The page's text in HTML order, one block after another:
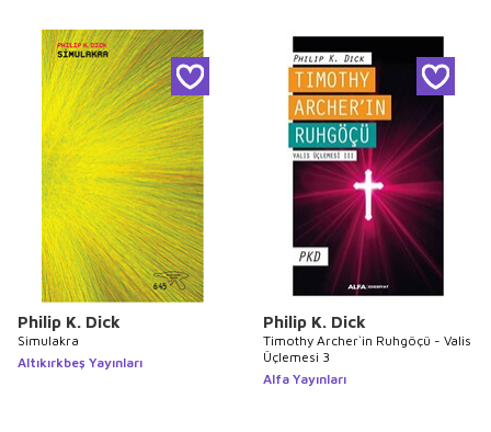
Philip K. Dick
Simulakra
Altıkırkbeş Yayınları
Philip K. Dick
Timothy Archer`in Ruhgöçü - Valis
Üçlemesi 3
Alfa Yayınları